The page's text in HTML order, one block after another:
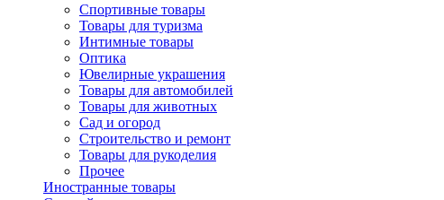
Спортивные товары
Товары для туризма
Интимные товары
Оптика
Ювелирные украшения
Товары для автомобилей
Товары для животных
Сад и огород
Строительство и ремонт
Товары для рукоделия
Прочее
Иностранные товары